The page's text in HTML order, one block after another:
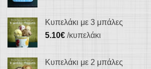
Κυπελάκι με 3 μπάλες
5.10€ /κυπελάκι
Κυπελάκι με 2 μπάλες